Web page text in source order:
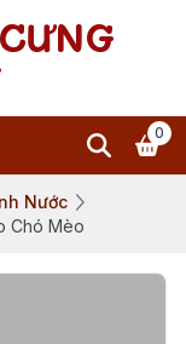
0
Nước
Chó Mèo